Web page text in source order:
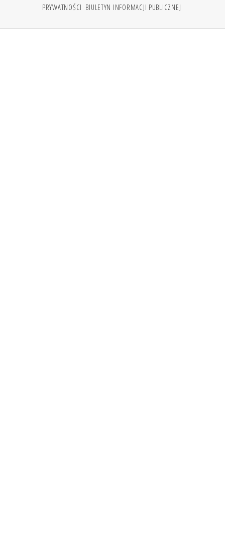
PRYWATNOŚCI BIULETYN INFORMACJI PUBLICZNEJ